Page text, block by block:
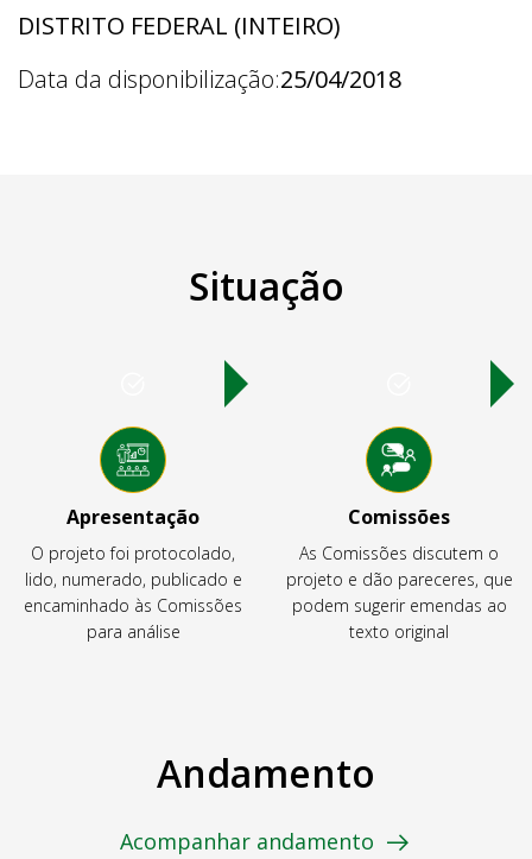
DISTRITO FEDERAL (INTEIRO)
Data da disponibilização:25/04/2018
Situação
Apresentação
O projeto foi protocolado,
lido, numerado, publicado e
encaminhado às Comissões
para análise
Comissões
As Comissões discutem o
projeto e dão pareceres, que
podem sugerir emendas ao
texto original
Andamento
Acompanhar andamento